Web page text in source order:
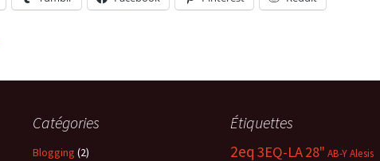
Catégories
Blogging (2)
Étiquettes
2eq 3EQ-LA28" AB-YAlesis